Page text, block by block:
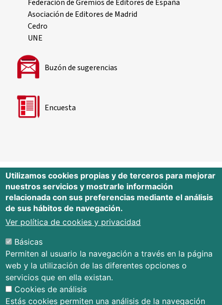
Federación de Gremios de Editores de España
Asociación de Editores de Madrid
Cedro
UNE
Buzón de sugerencias
Encuesta
Editorial Universidad de Cantabria
Edificio Tres Torres, Torre C, planta –1
Avda. Los Castros s/n - 39005
Tfno.: 942 201 087 - 942 201 291
E-mail:publica@unican.es
Términos y condiciones
Mapa Web
Accesibilidad
Utilizamos cookies propias y de terceros para mejorar
nuestros servicios y mostrarle información
relacionada con sus preferencias mediante el análisis
de sus hábitos de navegación.
Ver política de cookies y privacidad
Básicas
Permiten al usuario la navegación a través en la página
web y la utilización de las diferentes opciones o
servicios que en ella existan.
Cookies de análisis
Estás cookies permiten una análisis de la navegación